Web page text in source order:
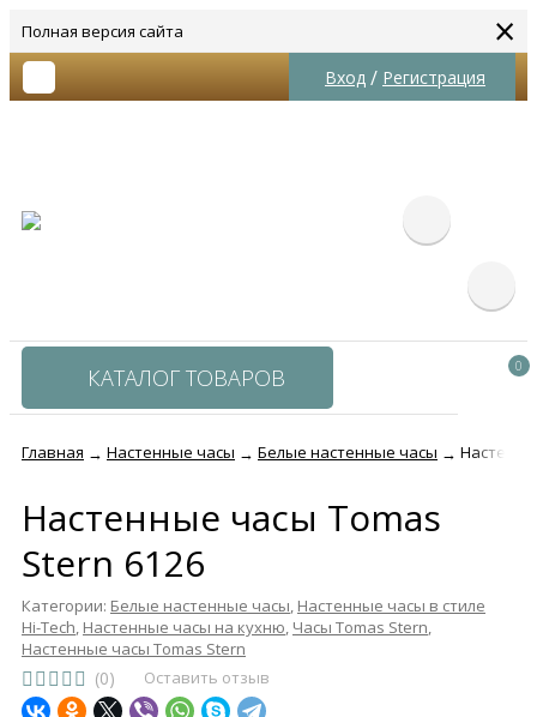
Полная версия сайта ×
Вход / Регистрация
КАТАЛОГ ТОВАРОВ 0
Главная → Настенные часы → Белые настенные часы →
Настенные часы Tomas
Stern 6126
Категории: Белые настенные часы, Настенные часы в стиле
Hi-Tech, Настенные часы на кухню, Часы Tomas Stern,
Настенные часы Tomas Stern
(0) Оставить отзыв